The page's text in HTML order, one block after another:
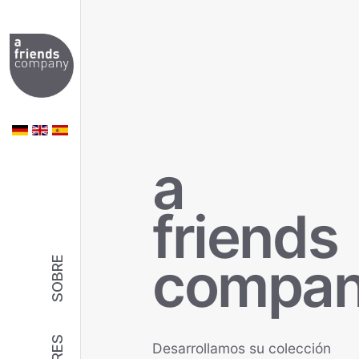
SOBRE
a
friends
Desarrollamos su colección